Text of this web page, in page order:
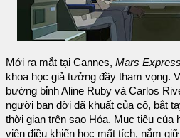
Mới ra mắt tại Cannes, Mars Express
khoa học giả tưởng đầy tham vọng.
bướng bỉnh Aline Ruby và Carlos
người bạn đời đã khuất của cô, bắt
thời gian trên sao Hỏa. Mục tiêu của
viên điều khiển học mất tích, nắm